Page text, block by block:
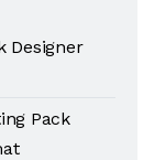
Designer
Pack